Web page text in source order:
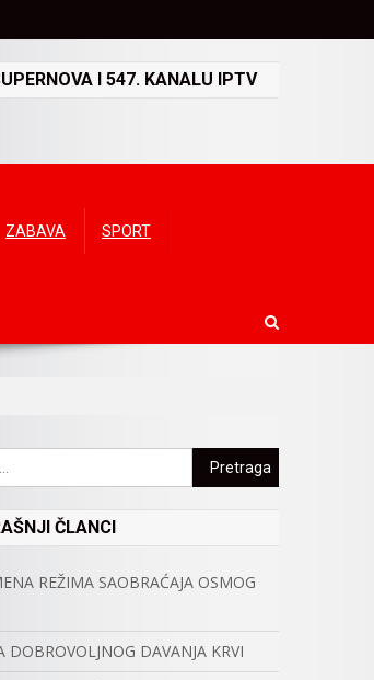
I 547. KANALU IPTV
ZABAVA SPORT
Pretraga:
ČLANCI
REŽIMA SAOBRAĆAJA OSMOG
DOBROVOLJNOG DAVANJA KRVI